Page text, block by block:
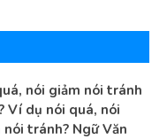
nói giảm nói tránh
Ví dụ nói quá, nói
nói tránh? Ngữ Văn